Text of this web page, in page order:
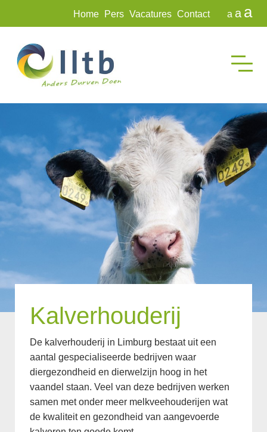
Home Pers Vacatures Contact a a a
Kalverhouderij
De kalverhouderij in Limburg bestaat uit een
aantal gespecialiseerde bedrijven waar
diergezondheid en dierwelzijn hoog in het
vaandel staan. Veel van deze bedrijven werken
samen met onder meer melkveehouderijen wat
de kwaliteit en gezondheid van aangevoerde